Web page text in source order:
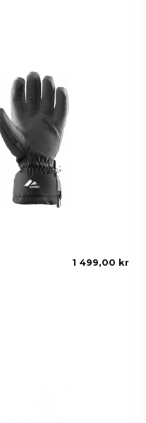
1 499,00 kr